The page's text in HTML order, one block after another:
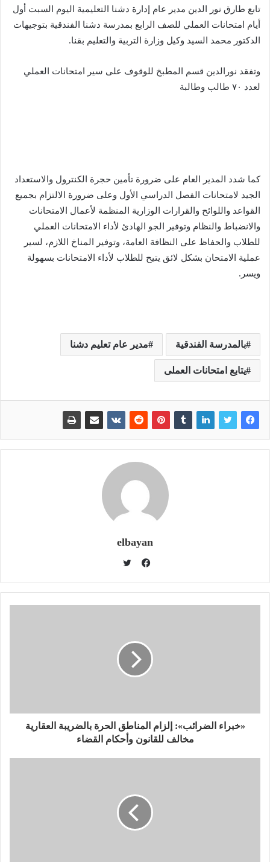
تابع طارق نور الدين مدير عام إدارة دشنا التعليمية اليوم السبت أول
أيام امتحانات العملي للصف الرابع بمدرسة دشنا الفندقية بتوجيهات
الدكتور محمد السيد وكيل وزارة التربية والتعليم بقنا.
وتفقد نورالدين قسم المطبخ للوقوف على سير امتحانات العملي
لعدد ٧٠ طالب وطالبة
كما شدد المدير العام على ضرورة تأمين حجرة الكنترول والاستعداد
الجيد لامتحانات الفصل الدراسي الأول وعلى ضرورة الالتزام بجميع
القواعد واللوائح والقرارات الوزارية المنظمة لأعمال الامتحانات
والانضباط والنظام وتوفير الجو الهادئ لأداء الامتحانات العملي
للطلاب والحفاظ على النظافة العامة، وتوفير المناخ اللازم، لسير
عملية الامتحان بشكل لائق يتيح للطلاب لأداء الامتحانات بسهولة
ويسر.
بالمدرسة الفندقية مدير عام تعليم دشنا
يتابع امتحانات العملى
elbayan
ي
س
ي
ت
«خبراء الضرائب»: إلزام المناطق الحرة بالضريبة العقارية
مخالف للقانون وأحكام القضاء